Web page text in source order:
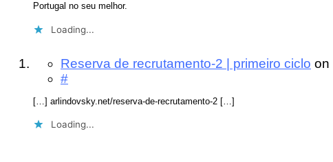
Portugal no seu melhor.
Loading...
Reserva de recrutamento-2 | primeiro ciclo on
#
[…] arlindovsky.net/reserva-de-recrutamento-2 […]
Loading...